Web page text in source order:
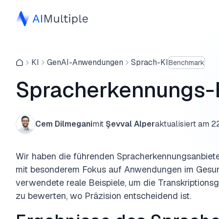
KI GenAI-Anwendungen Sprach-KIBenchmark
Cem Dilmeganimit Şevval Alperaktualisiert am
Wir haben die führenden
mit besonderem Fokus auf Anwendungen im
verwendete reale Beispiele, um die
zu bewerten, wo Präzision entscheidend ist.